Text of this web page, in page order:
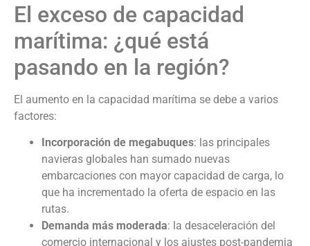
El exceso de capacidad
marítima: ¿qué está
pasando en la región?
El aumento en la capacidad marítima se debe a varios
factores:
Incorporación de megabuques: las principales
navieras globales han sumado nuevas
embarcaciones con mayor capacidad de carga, lo
que ha incrementado la oferta de espacio en las
rutas.
Demanda más moderada: la desaceleración del
comercio internacional y los ajustes post-pandemia